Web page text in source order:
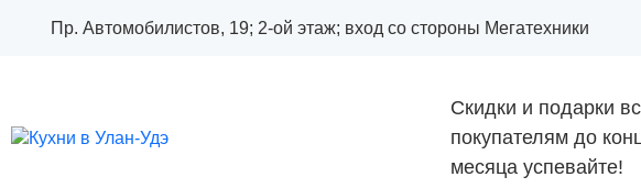
Пр. Автомобилистов, 19; 2-ой этаж; вход со стороны Мегатехники
Скидки и подарки
покупателям до
месяца успевайте!